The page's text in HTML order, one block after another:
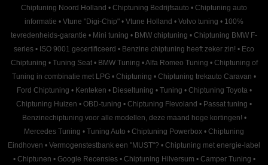
Chiptuning Noord Holland • Chiptuning Bedrijfsauto • Chiptuning auto
informatie • Vtune "Digi-Chip" • Vtune Holland • Volvo tuning • 100%
tevredenheids-garantie • Mini tuning • BMW chiptuning • Chiptuning BMW F-
series • ISO 9001 gecertificeerd • Benzine chiptuning heeft zeker zin! • Eco
Chiptuning • Tuning Seat • BMW Tuning •Alfa Romeo Tuning • Chiptuning of
Tuning in combinatie met LPG • Chiptuning • Chiptuning trekauto Caravan •
Ford Chiptuning • Kenteken • Dieseltuning • Tuning • Chiptuning Toyota •
Chiptuning Huizen • OBD-tuning • Chiptuning Flevoland • Passat tuning •
Benzinechiptuning voor alle modellen, deze maand hoge kortingen! •
Mercedes Tuning • Tuning Auto • Chiptuning Powerbox • Chiptuning
Eindhoven • Vermogenstestbank een "MUST"? • Chiptuning met energie-label
• Chiptunen • Google Recensies • Chiptuning Hilversum • Camper Tuning •